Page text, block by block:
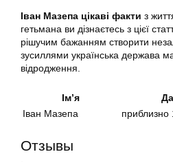
Іван Мазепа цікаві факти з
гетьмана ви дізнаєтесь з цієї
рішучим бажанням створити
зусиллями українська держава
відродження.
Ім’я
Іван Мазепа
приблизно
Отзывы